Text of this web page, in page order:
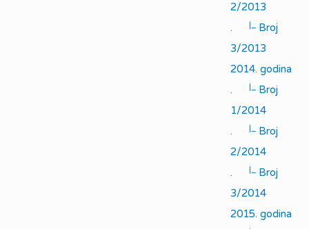
2/2013
.
|_ Broj
3/2013
2014. godina
.
|_ Broj
1/2014
.
|_ Broj
2/2014
.
|_ Broj
3/2014
2015. godina